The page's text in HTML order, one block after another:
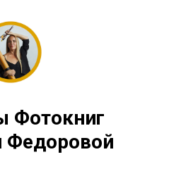
Фотокниг
Федоровой